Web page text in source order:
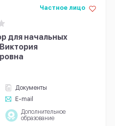
для начальных
Документы
E-mail
Частное лицо
Дополнительное
образование